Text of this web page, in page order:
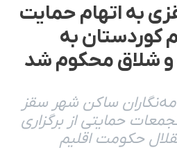
بە اتهام حمایت
کوردستان بە
و شلاق محکوم شد
ساکن شهر سقز
حمایتی از برگزاری
حکومت اقلیم